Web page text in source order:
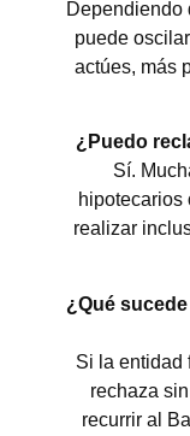
Dependiendo
puede
actúes, más
¿Puedo
Sí.
hipotecarios
realizar
¿Qué
Si la entidad
rechaza
recurrir al